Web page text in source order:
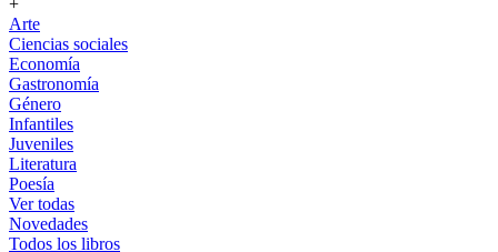
+
Arte
Ciencias sociales
Economía
Gastronomía
Género
Infantiles
Juveniles
Literatura
Poesía
Ver todas
Novedades
Todos los libros